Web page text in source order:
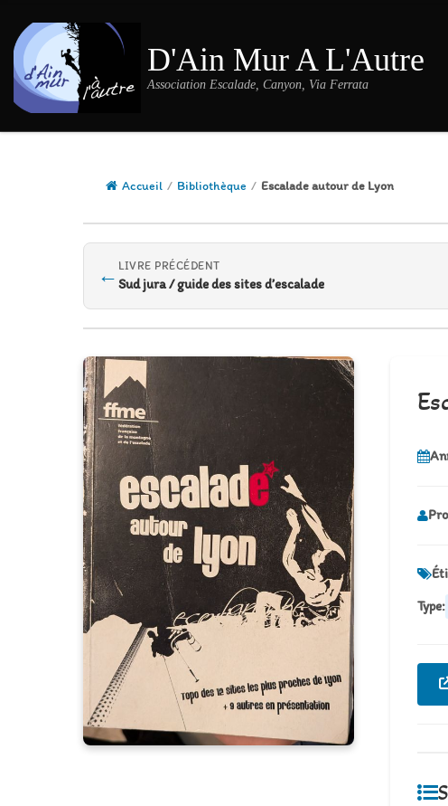
Passer au contenu
D'Ain Mur A L'Autre
Association Escalade, Canyon, Via Ferrata
Accueil / Bibliothèque / Escalade autour de Lyon
← LIVRE PRÉCÉDENT
Sud jura / guide des sites d’escalade
Type: